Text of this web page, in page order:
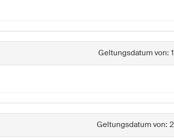
Geltungsdatum von:
Geltungsdatum von: